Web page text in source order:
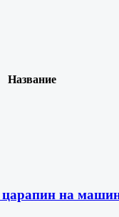
Название
царапин на